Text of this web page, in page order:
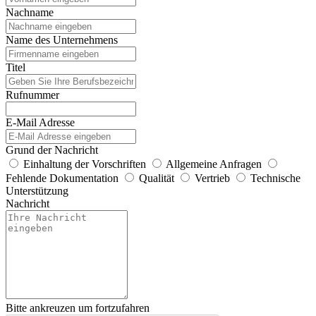
Nachname
Name des Unternehmens
Titel
Rufnummer
E-Mail Adresse
Grund der Nachricht
Einhaltung der Vorschriften
Allgemeine Anfragen
Fehlende Dokumentation
Qualität Vertrieb
Technische
Unterstützung
Nachricht
Bitte ankreuzen um fortzufahren